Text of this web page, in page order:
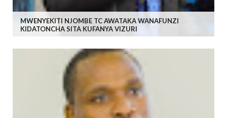
MWENYEKITI NJOMBE TC AWATAKA WANAFUNZI
KIDATONCHA SITA KUFANYA VIZURI